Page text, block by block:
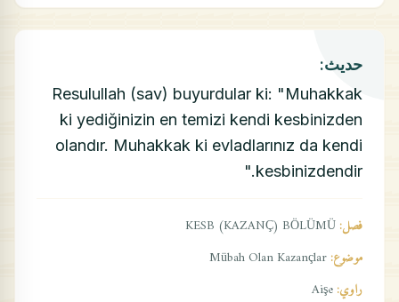
حديث:
Resulullah (sav) buyurdular ki: "Muhakkak
ki yediğinizin en temizi kendi kesbinizden
olandır. Muhakkak ki evladlarınız da kendi
kesbinizdendir."
فصل:
موضوع:
راوي: